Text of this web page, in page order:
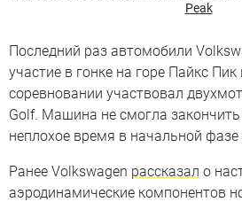
Peak
Последний раз автомобили
участие в гонке на горе Пайкс Пик
соревновании участвовал
Golf. Машина не смогла закончить
неплохое время в начальной фазе
Ранее Volkswagen рассказал о
аэродинамические компонентов